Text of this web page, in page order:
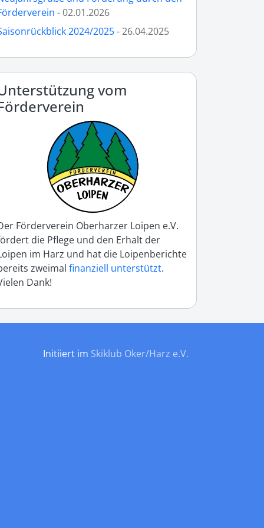
- 02.01.2026
2024/2025- 26.04.2025
vom
Förderverein Oberharzer Loipen e.V.
die Pflege und den Erhalt der
im Harz und hat die Loipenberichte
zweimal finanziell unterstützt.
Dank!
Initiiert im Skiklub Oker/Harz e.V.